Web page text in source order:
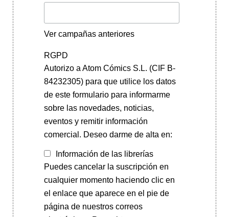
Ver campañas anteriores
RGPD
Autorizo a Atom Cómics S.L. (CIF B-
84232305) para que utilice los datos
de este formulario para informarme
sobre las novedades, noticias,
eventos y remitir información
comercial. Deseo darme de alta en:
Información de las librerías
Puedes cancelar la suscripción en
cualquier momento haciendo clic en
el enlace que aparece en el pie de
página de nuestros correos